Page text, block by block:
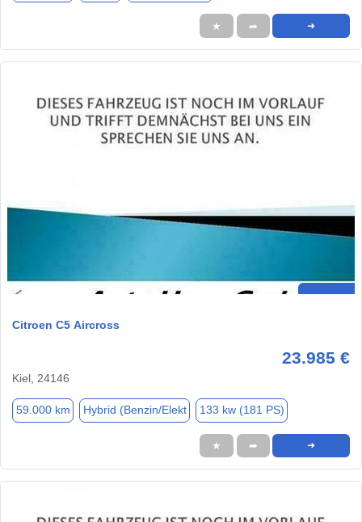
★ ➦ ➜
Citroen C5 Aircross
23.985 €
Kiel, 24146
59.000 km Hybrid (Benzin/Elekt 133 kw (181 PS)
★ ➦ ➜